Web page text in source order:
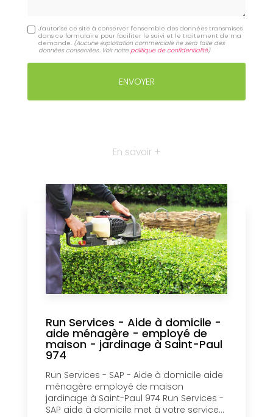
J'autorise ce site à conserver l'ensemble des données transmises
dans ce formulaire pour faciliter le suivi et le traitement de ma
demande. (Aucune exploitation commerciale ne sera faite des
données conservées. Voir notrepolitique de confidentialité)
En savoir +
Run Services - Aide à domicile -
aide ménagère - employé de
maison - jardinage à Saint-Paul
974
Run Services - SAP - Aide à domicile aide
ménagère employé de maison
jardinage à Saint-Paul 974 Run Services -
SAP aide à domicile met à votre service...